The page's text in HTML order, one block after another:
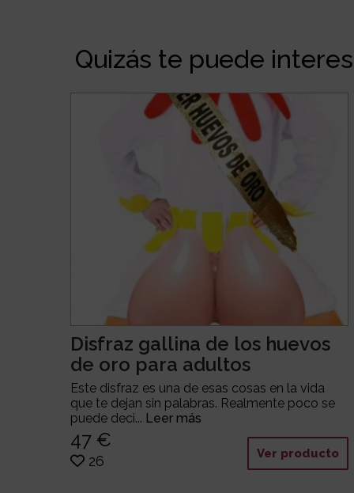
Quizás te puede
Disfraz gallina de los huevos
de oro para adultos
Este disfraz es una de esas cosas en la vida
que te dejan sin palabras. Realmente poco se
puede deci... Leer más
47 €
26 Ver producto